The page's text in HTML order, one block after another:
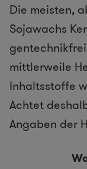
Die meisten,
Sojawachs
mittlerweile
Inhaltsstoffe
Achtet
Angaben der